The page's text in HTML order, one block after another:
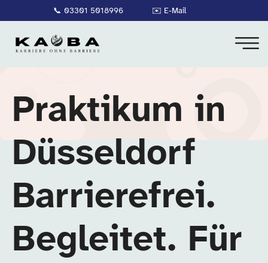
📞 03301 5018996 ✉️ E-Mail
Praktikum in
Düsseldorf
Barrierefrei.
Begleitet. Für